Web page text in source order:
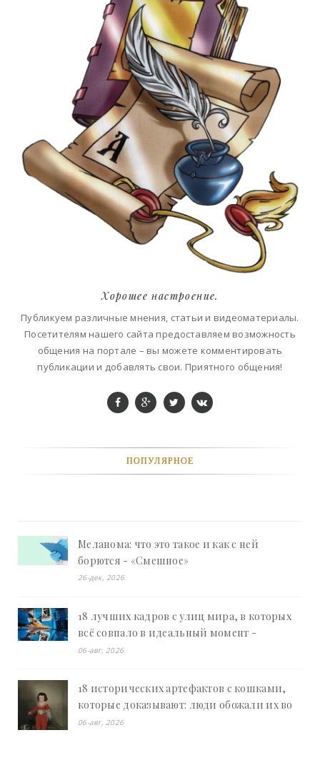
Хорошее настроение.
Публикуем различные мнения, статьи и видеоматериалы.
Посетителям нашего сайта предоставляем возможность
общения на портале – вы можете комментировать
публикации и добавлять свои. Приятного общения!
ПОПУЛЯРНОЕ
Меланома: что это такое и как с ней
борются - «Смешное»
26-дек, 2026
18 лучших кадров с улиц мира, в которых
всё совпало в идеальный момент -
«Смешное»
06-авг, 2026
18 исторических артефактов с кошками,
которые доказывают: люди обожали их во
все времена - «Смешное»
06-авг, 2026